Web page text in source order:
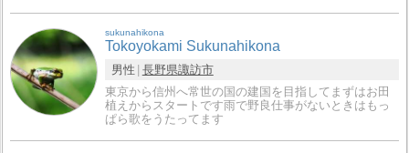
sukunahikona
Tokoyokami Sukunahikona
男性 長野県諏訪市
東京から信州へ常世の国の建国を目指してまずはお田
植えからスタートです雨で野良仕事がないときはもっ
ぱら歌をうたってます